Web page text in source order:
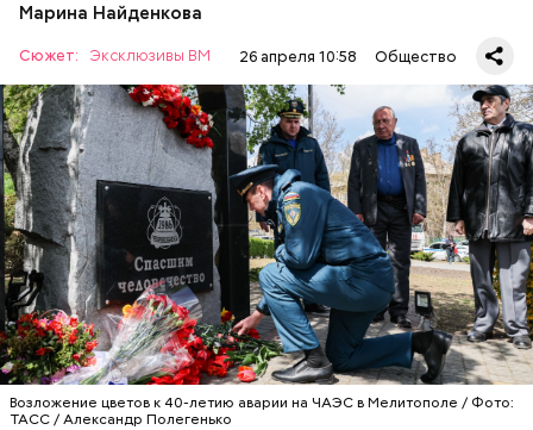
Марина Найденкова
Сюжет: Эксклюзивы ВМ 26 апреля 10:58 Общество
Возложение цветов к 40-летию аварии на ЧАЭС в Мелитополе / Фото:
ТАСС / Александр Полегенько
Специалист гражданской обороны Московского
авиацентра Владимир Макеев в 1986 году служил в
Киеве в отдельном механизированном полку
гражданской обороны. На тот момент, когда
произошла авария на Чернобыльской атомной
станции, ему было 26 лет.
АВАРИИ ЧЕРНОБЫЛЬ ИСТОРИЯ